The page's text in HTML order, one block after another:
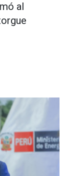
al